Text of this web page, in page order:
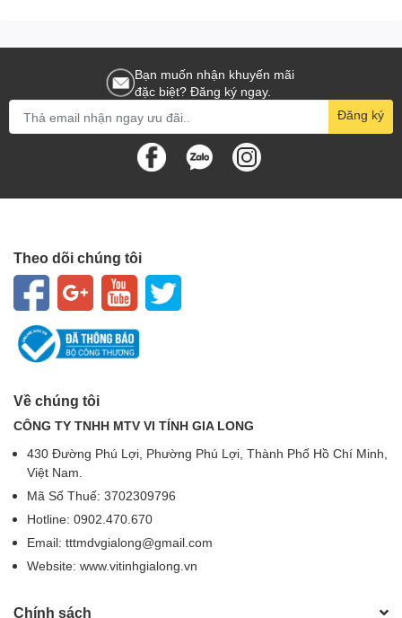
Bạn muốn nhận khuyến mãi
đặc biệt? Đăng ký ngay.
Đăng ký
Theo dõi chúng tôi
Về chúng tôi
CÔNG TY TNHH MTV VI TÍNH GIA LONG
430 Đường Phú Lợi, Phường Phú Lợi, Thành Phố Hồ Chí Minh,
Việt Nam.
Mã Số Thuế: 3702309796
Hotline: 0902.470.670
Email: tttmdvgialong@gmail.com
Website: www.vitinhgialong.vn
Chính sách